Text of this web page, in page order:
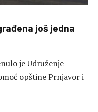
još jedna
je Udruženje
opštine Prnjavor i